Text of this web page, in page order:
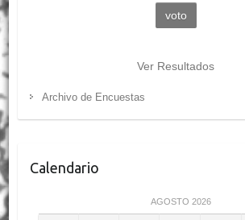
Ver Resultados
Archivo de Encuestas
Calendario
AGOSTO 2026